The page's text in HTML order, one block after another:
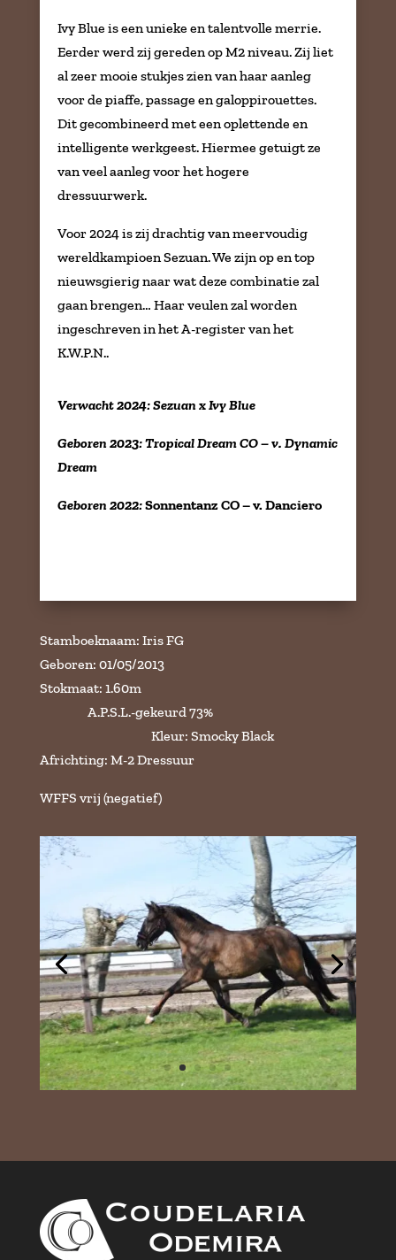
Ivy Blue is een unieke en talentvolle merrie.
Eerder werd zij gereden op M2 niveau. Zij liet
al zeer mooie stukjes zien van haar aanleg
voor de piaffe, passage en galoppirouettes.
Dit gecombineerd met een oplettende en
intelligente werkgeest. Hiermee getuigt ze
van veel aanleg voor het hogere
dressuurwerk.
Voor 2024 is zij drachtig van meervoudig
wereldkampioen Sezuan. We zijn op en top
nieuwsgierig naar wat deze combinatie zal
gaan brengen… Haar veulen zal worden
ingeschreven in het A-register van het
K.W.P.N..
Verwacht 2024: Sezuan x Ivy Blue
Geboren 2023: Tropical Dream CO – v. Dynamic
Dream
Geboren 2022:Sonnentanz CO – v. Danciero
Stamboeknaam: Iris FG
Geboren: 01/05/2013
Stokmaat: 1.60m
A.P.S.L.-gekeurd 73%
Kleur: Smocky Black
Africhting: M-2 Dressuur
WFFS vrij (negatief)